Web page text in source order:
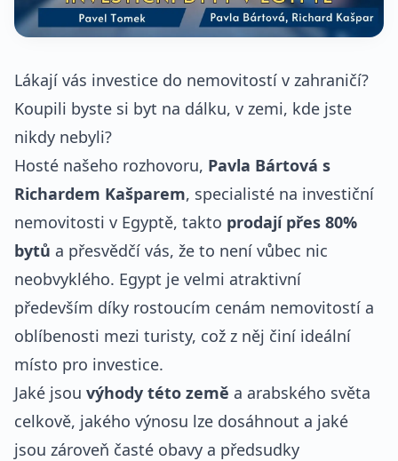
Lákají vás investice do nemovitostí v zahraničí?
Koupili byste si byt na dálku, v zemi, kde jste
nikdy nebyli?
Hosté našeho rozhovoru, Pavla Bártová s
Richardem Kašparem, specialisté na investiční
nemovitosti v Egyptě, takto prodají přes 80%
bytů a přesvědčí vás, že to není vůbec nic
neobvyklého. Egypt je velmi atraktivní
především díky rostoucím cenám nemovitostí a
oblíbenosti mezi turisty, což z něj činí ideální
místo pro investice.
Jaké jsou výhody této země a arabského světa
celkově, jakého výnosu lze dosáhnout a jaké
jsou zároveň časté obavy a předsudky